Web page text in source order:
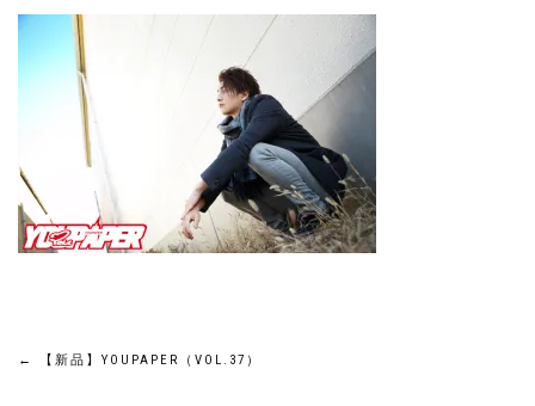
投
← 【新品】YOUPAPER（VOL.37）